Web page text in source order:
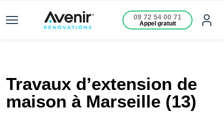
09 72 54 00 71
Appel gratuit
Travaux d’extension de
maison à Marseille (13)